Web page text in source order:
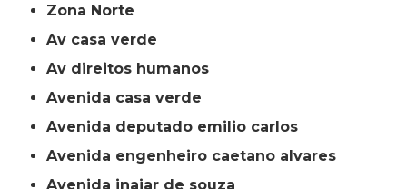
Zona Norte
av casa verde
av direitos humanos
avenida casa verde
avenida deputado emilio carlos
avenida engenheiro caetano alvares
avenida inajar de souza